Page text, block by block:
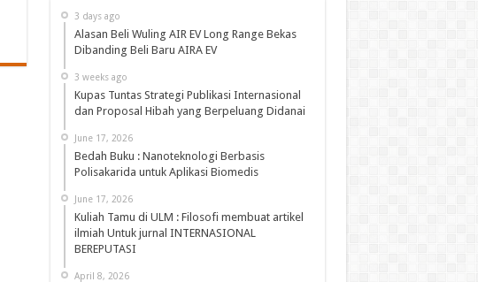
3 days ago
Alasan Beli Wuling AIR EV Long Range Bekas
Dibanding Beli Baru AIRA EV
3 weeks ago
Kupas Tuntas Strategi Publikasi Internasional
dan Proposal Hibah yang Berpeluang Didanai
June 17, 2026
Bedah Buku : Nanoteknologi Berbasis
Polisakarida untuk Aplikasi Biomedis
June 17, 2026
Kuliah Tamu di ULM : Filosofi membuat artikel
ilmiah Untuk jurnal INTERNASIONAL
BEREPUTASI
April 8, 2026